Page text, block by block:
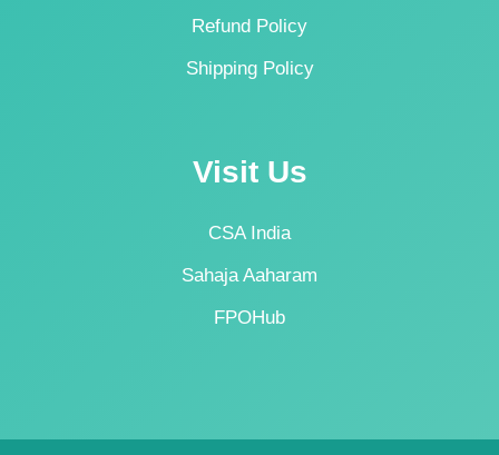
Refund Policy
Shipping Policy
Visit Us
CSA India
Sahaja Aaharam
FPOHub